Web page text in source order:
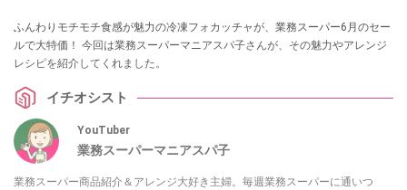
ふんわりモチモチ食感が魅力の冷凍フォカッチャが、業務スーパー6月のセー
ルで大特価！ 今回は業務スーパーマニアスパ子さんが、その魅力やアレンジ
レシピを紹介してくれました。
イチオシスト
YouTuber
業務スーパーマニアスパ子
業務スーパー商品紹介＆アレンジ大好き主婦。毎週業務スーパーに通いつ